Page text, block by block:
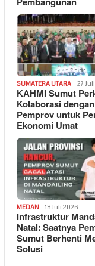
SUMATERA UTARA 27
KAHMI Sumut
Kolaborasi dengan
Pemprov untuk
Ekonomi Umat
MEDAN 18 Juli 2026
Infrastruktur
Natal: Saatnya
Sumut Berhenti
Solusi